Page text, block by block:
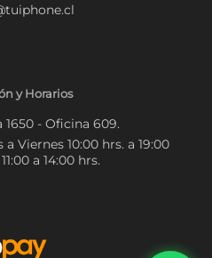
y Horarios
- Oficina 609.
Viernes 10:00 hrs. a 19:00
a 14:00 hrs.